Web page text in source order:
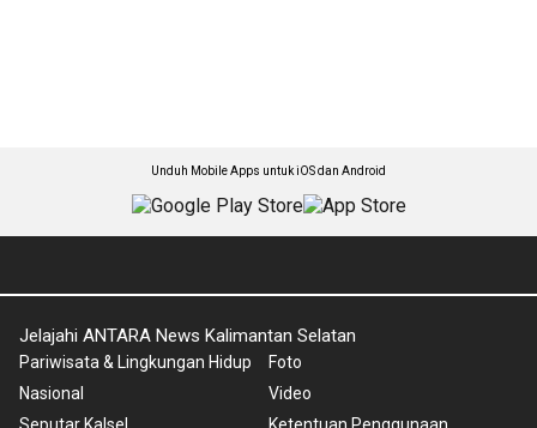
Unduh Mobile Apps untuk iOS dan Android
Jelajahi ANTARA News Kalimantan Selatan
Pariwisata & Lingkungan Hidup
Nasional
Foto
Video